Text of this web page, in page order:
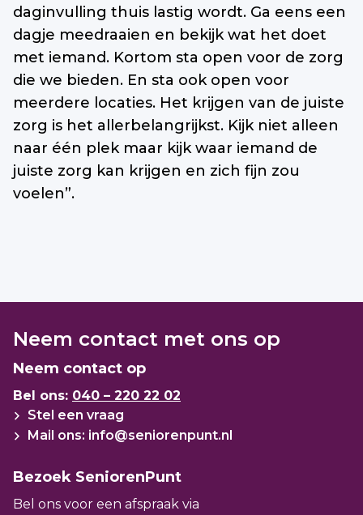
daginvulling thuis lastig wordt. Ga eens een
dagje meedraaien en bekijk wat het doet
met iemand. Kortom sta open voor de zorg
die we bieden. En sta ook open voor
meerdere locaties. Het krijgen van de juiste
zorg is het allerbelangrijkst. Kijk niet alleen
naar één plek maar kijk waar iemand de
juiste zorg kan krijgen en zich fijn zou
voelen”.
Neem contact met ons op
Neem contact op
Bel ons: 040 – 220 22 02
Stel een vraag
Mail ons: info@seniorenpunt.nl
Bezoek SeniorenPunt
Bel ons voor een afspraak via